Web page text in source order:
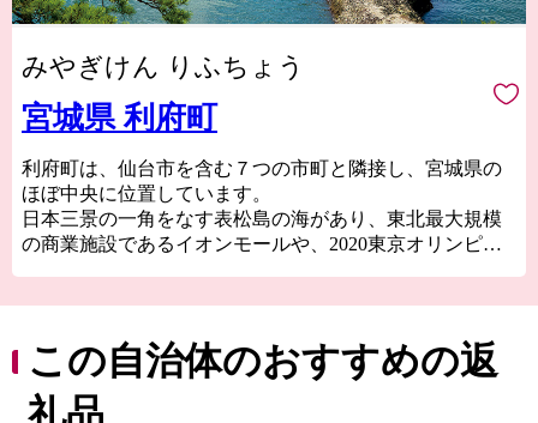
みやぎけん りふちょう
宮城県 利府町
利府町は、仙台市を含む７つの市町と隣接し、宮城県の
ほぼ中央に位置しています。
日本三景の一角をなす表松島の海があり、東北最大規模
の商業施設であるイオンモールや、2020東京オリンピッ
ジアムとなる楽天イーグルス利府球場（中央公園野球
場）などがあり、自然・文化・産業が調和した町です。
この自治体のおすすめの返
礼品